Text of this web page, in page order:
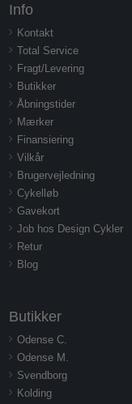
Info
Kontakt
Total Service
Fragt/Levering
Butikker
Åbningstider
Mærker
Finansiering
Vilkår
Brugervejledning
Cykelløb
Gavekort
Job hos Design Cykler
Retur
Blog
Butikker
Odense C.
Odense M.
Svendborg
Kolding